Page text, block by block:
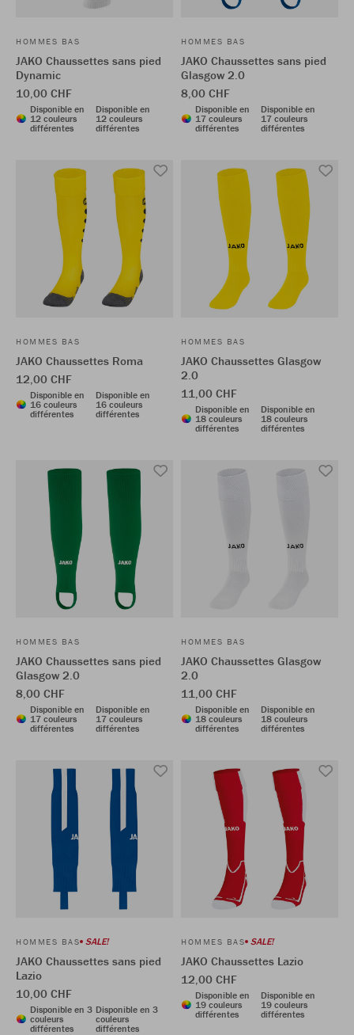
HOMMES BAS
JAKO Chaussettes sans pied
Dynamic
10,00 CHF
Disponible en
12 couleurs
différentes
Disponible en
12 couleurs
différentes
HOMMES BAS
JAKO Chaussettes sans pied
Glasgow 2.0
8,00 CHF
Disponible en
17 couleurs
différentes
Disponible en
17 couleurs
différentes
HOMMES BAS
JAKO Chaussettes Roma
12,00 CHF
Disponible en
16 couleurs
différentes
Disponible en
16 couleurs
différentes
HOMMES BAS
JAKO Chaussettes Glasgow
2.0
11,00 CHF
Disponible en
18 couleurs
différentes
Disponible en
18 couleurs
différentes
HOMMES BAS
JAKO Chaussettes sans pied
Glasgow 2.0
8,00 CHF
Disponible en
17 couleurs
différentes
Disponible en
17 couleurs
différentes
HOMMES BAS
JAKO Chaussettes Glasgow
2.0
11,00 CHF
Disponible en
18 couleurs
différentes
Disponible en
18 couleurs
différentes
HOMMES BAS SALE!
JAKO Chaussettes sans pied
Lazio
10,00 CHF
Disponible en 3
couleurs
différentes
Disponible en 3
couleurs
différentes
HOMMES BAS SALE!
JAKO Chaussettes Lazio
12,00 CHF
Disponible en
19 couleurs
différentes
Disponible en
19 couleurs
différentes